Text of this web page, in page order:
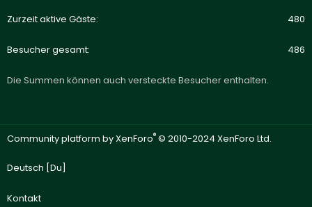
Zurzeit aktive Gäste 480
Besucher gesamt 486
Die Summen können auch versteckte Besucher enthalten.
Community platform by XenForo® © 2010-2024 XenForo Ltd.
Deutsch [Du]
Kontakt